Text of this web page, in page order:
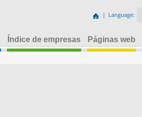
| Language:
Índice de empresas Páginas web